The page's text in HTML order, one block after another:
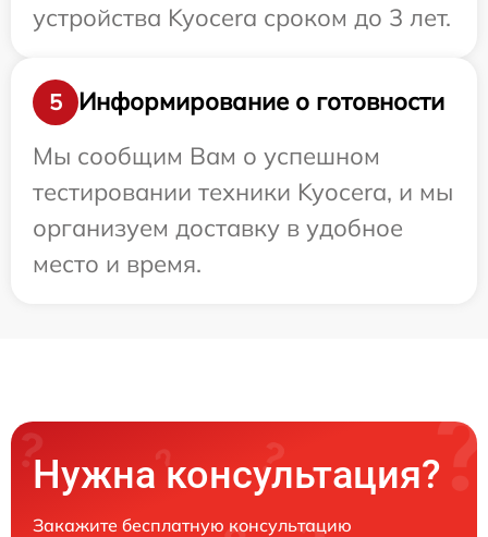
устройства Kyocera сроком до 3 лет.
5
Информирование о готовности
Мы сообщим Вам о успешном
тестировании техники Kyocera, и мы
организуем доставку в удобное
место и время.
Нужна консультация?
Закажите бесплатную консультацию